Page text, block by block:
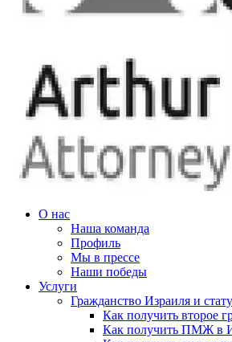
О нас
Наша команда
Профиль
Мы в прессе
Наши победы
Услуги
Гражданство Израиля и
Как получить второе
Как получить ПМЖ в